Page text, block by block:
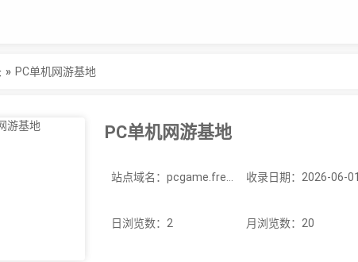
» PC单机网游基地
PC单机网游基地
站点域名：pcgame.freeflarum.com 收录日期：2026-06-01
日浏览数：2 月浏览数：20